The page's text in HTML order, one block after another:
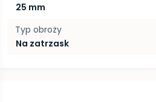
25 mm
Typ obroży
Na zatrzask